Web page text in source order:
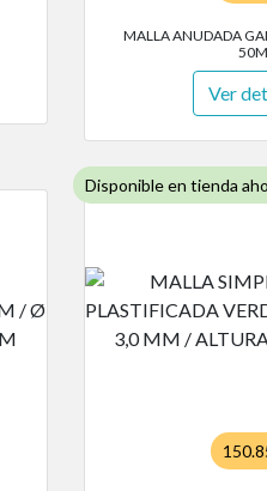
MALLA ANUDADA
50M
Ver
Disponible en tienda